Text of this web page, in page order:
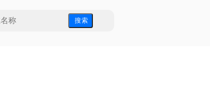
搜 索